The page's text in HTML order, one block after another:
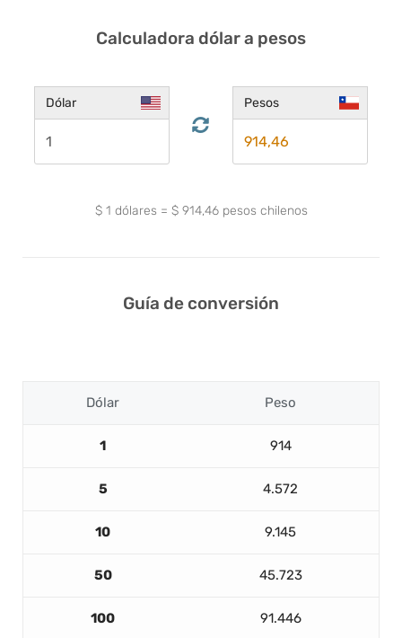
Calculadora dólar a pesos
Dólar Pesos
$ 1 dólares = $ 914,46pesos chilenos
Guía de conversión
Dólar Peso
1 914
5 4.572
10 9.145
50 45.723
100 91.446